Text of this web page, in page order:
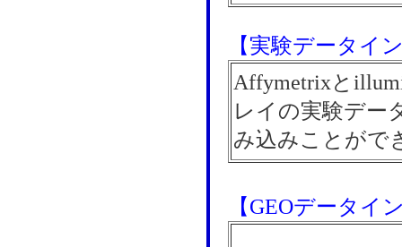
【実験データイ
Affymetrixと
レイの実験デー
み込みことがで
【GEOデータイ